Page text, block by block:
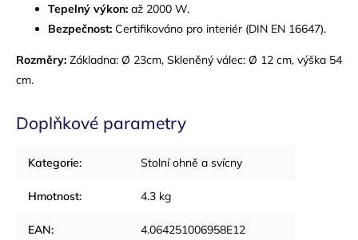
Tepelný výkon: až 2000 W.
Bezpečnost: Certifikováno pro interiér (DIN EN 16647).
Rozměry: Základna: Ø 23cm, Skleněný válec: Ø 12 cm, výška 54
cm.
Doplňkové parametry
Kategorie: Stolní ohně a svícny
Hmotnost: 4.3 kg
EAN: 4.064251006958E12